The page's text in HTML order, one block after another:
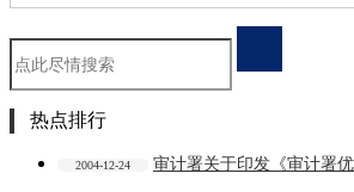
热点排行
2004-12-24 审计署关于印发《审计署